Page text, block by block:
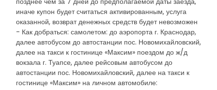
иначе купон будет считаться активированным, услуга
оказанной, возврат денежных средств будет невозможен
- Как добраться: самолетом: до аэропорта г. Краснодар,
далее автобусом до автостанции пос. Новомихайловский,
далее на такси к гостинице «Максим» поездом до ж/д
вокзала г. Туапсе, далее рейсовым автобусом до
автостанции пос. Новомихайловский, далее на такси к
гостинице «Максим» на личном автомобиле: